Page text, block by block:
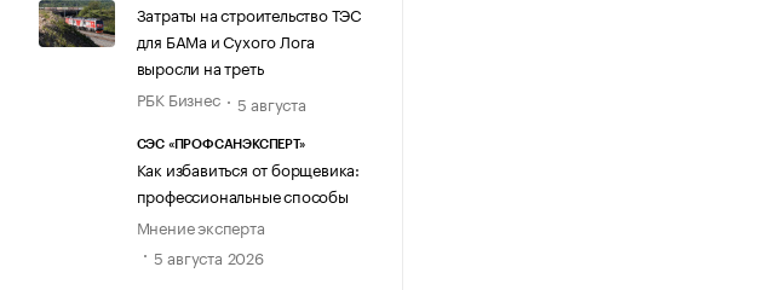
Затраты на строительство ТЭС
для БАМа и Сухого Лога
выросли на треть
РБК Бизнес
5 августа
СЭС «ПРОФСАНЭКСПЕРТ»
Как избавиться от борщевика:
профессиональные способы
Мнение эксперта
5 августа 2026